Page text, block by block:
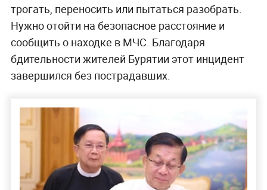
трогать, переносить или пытаться разобрать.
Нужно отойти на безопасное расстояние и
сообщить о находке в МЧС. Благодаря
бдительности жителей Бурятии этот инцидент
завершился без пострадавших.